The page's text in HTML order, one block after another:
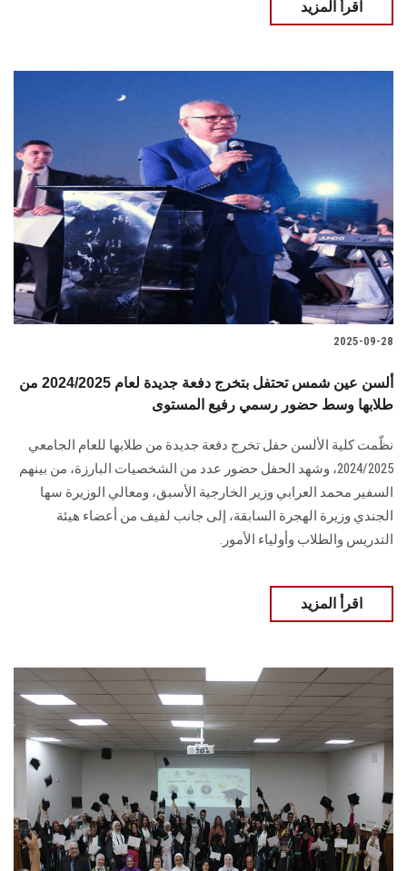
اقرأ المزيد
2025-09-28
ألسن عين شمس تحتفل بتخرج دفعة جديدة لعام 2024/2025 من
طلابها وسط حضور رسمي رفيع المستوى
نظّمت كلية الألسن حفل تخرج دفعة جديدة من طلابها للعام الجامعي
2024/2025، وشهد الحفل حضور عدد من الشخصيات البارزة، من بينهم
السفير محمد العرابي وزير الخارجية الأسبق، ومعالي الوزيرة سها
الجندي وزيرة الهجرة السابقة، إلى جانب لفيف من أعضاء هيئة
التدريس والطلاب وأولياء الأمور.
اقرأ المزيد